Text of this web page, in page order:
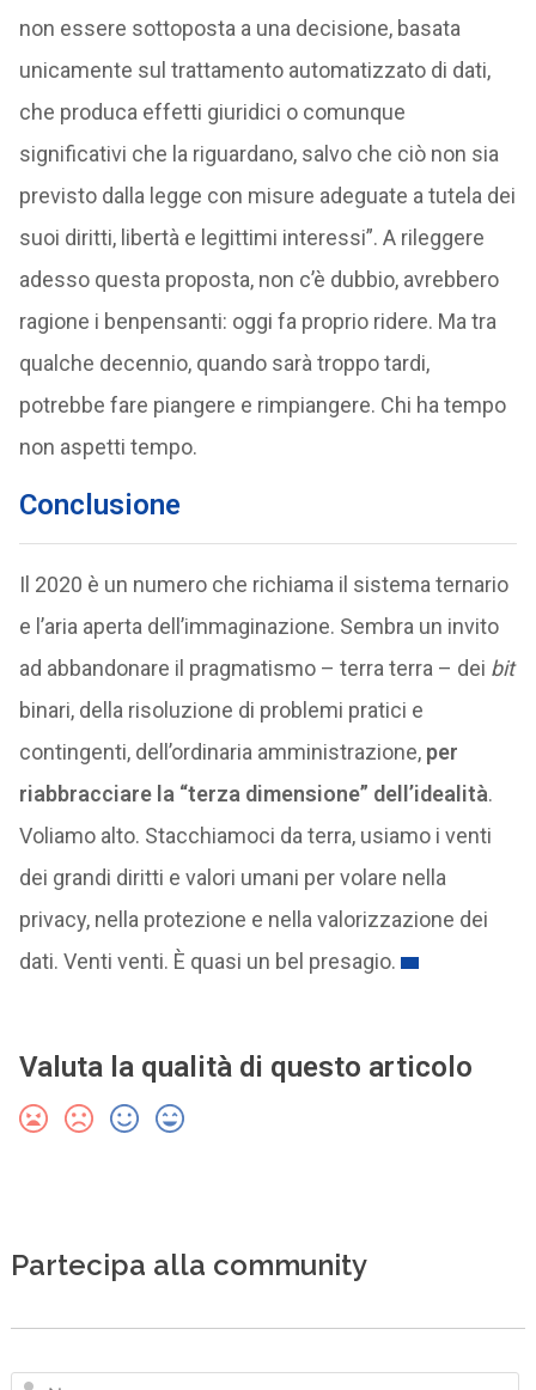
non essere sottoposta a una decisione, basata
unicamente sul trattamento automatizzato di dati,
che produca effetti giuridici o comunque
significativi che la riguardano, salvo che ciò non sia
previsto dalla legge con misure adeguate a tutela dei
suoi diritti, libertà e legittimi interessi”. A rileggere
adesso questa proposta, non c’è dubbio, avrebbero
ragione i benpensanti: oggi fa proprio ridere. Ma tra
qualche decennio, quando sarà troppo tardi,
potrebbe fare piangere e rimpiangere. Chi ha tempo
non aspetti tempo.
Conclusione
Il 2020 è un numero che richiama il sistema ternario
e l’aria aperta dell’immaginazione. Sembra un invito
ad abbandonare il pragmatismo – terra terra – dei bit
binari, della risoluzione di problemi pratici e
contingenti, dell’ordinaria amministrazione, per
riabbracciare la “terza dimensione” dell’idealità.
Voliamo alto. Stacchiamoci da terra, usiamo i venti
dei grandi diritti e valori umani per volare nella
privacy, nella protezione e nella valorizzazione dei
dati. Venti venti. È quasi un bel presagio.
Valuta la qualità di questo articolo
Partecipa alla community